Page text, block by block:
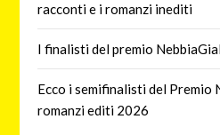
racconti e i romanzi inediti
I finalisti del premio
Ecco i semifinalisti del Premio
romanzi editi 2026